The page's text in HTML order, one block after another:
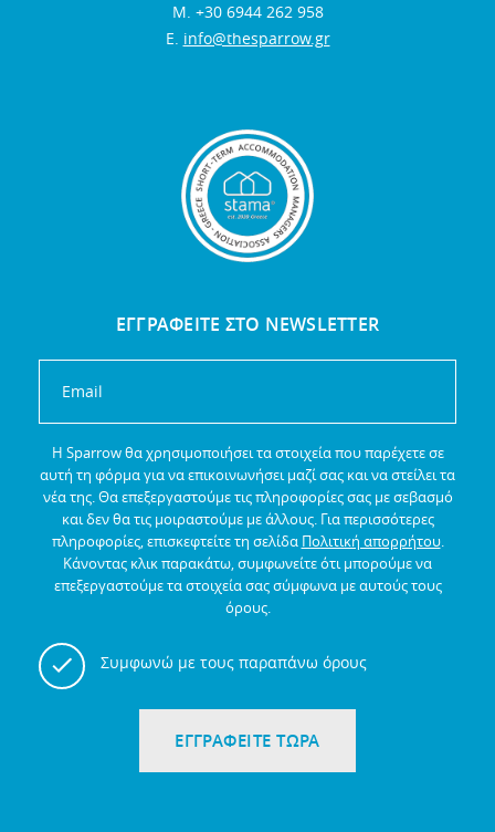
Μ. +30 6944 262 958
E. info@thesparrow.gr
ΕΓΓΡΑΦΕΙΤΕ ΣΤΟ NEWSLETTER
Η Sparrow θα χρησιμοποιήσει τα στοιχεία που παρέχετε σε
αυτή τη φόρμα για να επικοινωνήσει μαζί σας και να στείλει τα
νέα της.Θα επεξεργαστούμε τις πληροφορίες σας με σεβασμό
και δεν θα τις μοιραστούμε με άλλους. Για περισσότερες
πληροφορίες, επισκεφτείτε τη σελίδα Πολιτική απορρήτου.
Κάνοντας κλικ παρακάτω, συμφωνείτε ότι μπορούμε να
επεξεργαστούμε τα στοιχεία σας σύμφωνα με αυτούς τους
όρους.
Συμφωνώ με τους παραπάνω όρους
ΕΓΓΡΑΦΕΙΤΕ ΤΩΡΑ